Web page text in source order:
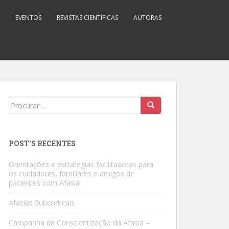
EVENTOS REVISTAS CIENTÍFICAS AUTORAS
Search
POST’S RECENTES
Orientações e estratégias facilitadoras para
os cuidadores, familiares e amigos de
pacientes com Afasia
Afasias Subcorticais
Campanha de Conscientização da Afasia –